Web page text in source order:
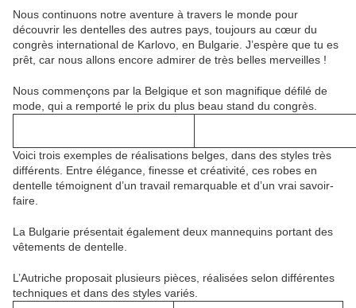
Nous continuons notre aventure à travers le monde pour
découvrir les dentelles des autres pays, toujours au cœur du
congrès international de Karlovo, en Bulgarie. J’espère que tu es
prêt, car nous allons encore admirer de très belles merveilles !
Nous commençons par la Belgique et son magnifique défilé de
mode, qui a remporté le prix du plus beau stand du congrès.
Voici trois exemples de réalisations belges, dans des styles très
différents. Entre élégance, finesse et créativité, ces robes en
dentelle témoignent d’un travail remarquable et d’un vrai savoir-
faire.
La Bulgarie présentait également deux mannequins portant des
vêtements de dentelle.
L’Autriche proposait plusieurs pièces, réalisées selon différentes
techniques et dans des styles variés.